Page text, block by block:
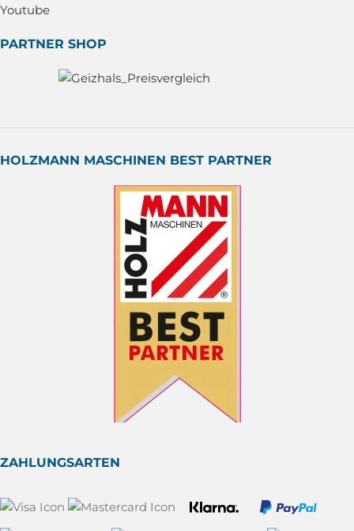
Youtube
PARTNER SHOP
HOLZMANN MASCHINEN BEST PARTNER
ZAHLUNGSARTEN